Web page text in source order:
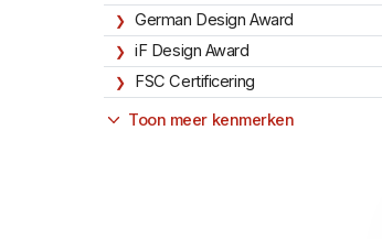
German Design Award
iF Design Award
FSC Certificering
Toon meer kenmerken